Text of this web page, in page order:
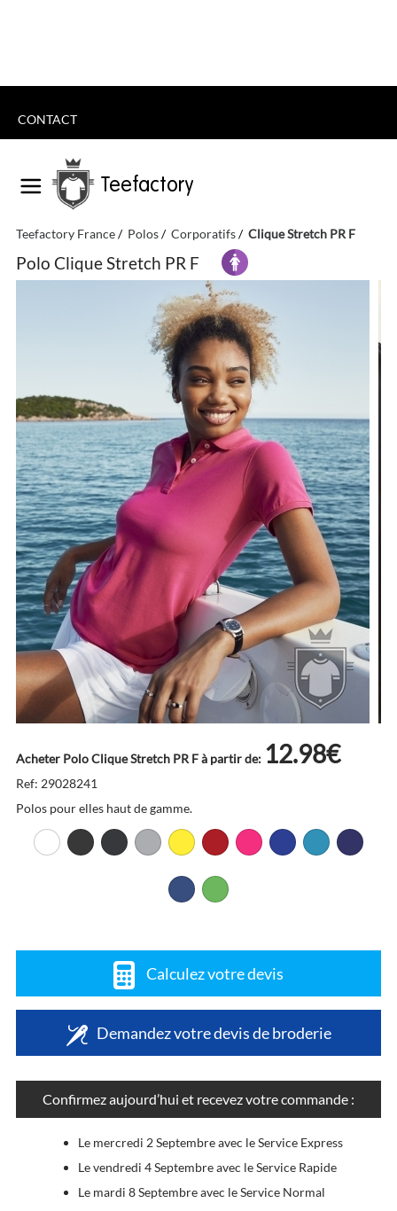
CONTACT
Teefactory
Teefactory France Polos Corporatifs Clique Stretch PR F
Polo Clique Stretch PR F
Acheter Polo Clique Stretch PR F à partir de: 12.98€
Ref: 29028241
Polos pour elles haut de gamme.
Calculez votre devis
Demandez votre devis de broderie
Confirmez aujourd’hui et recevez votre commande :
Le mercredi 2 Septembre avec le Service Express
Le vendredi 4 Septembre avec le Service Rapide
Le mardi 8 Septembre avec le Service Normal